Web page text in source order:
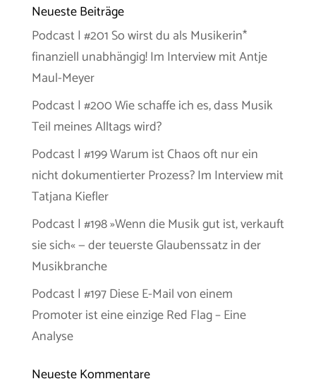
Neueste Beiträge
Podcast | #201 So wirst du als Musikerin*
finanziell unabhängig! Im Interview mit Antje
Maul-Meyer
Podcast | #200 Wie schaffe ich es, dass Musik
Teil meines Alltags wird?
Podcast | #199 Warum ist Chaos oft nur ein
nicht dokumentierter Prozess? Im Interview mit
Tatjana Kiefler
Podcast | #198 »Wenn die Musik gut ist, verkauft
sie sich« — der teuerste Glaubenssatz in der
Musikbranche
Podcast | #197 Diese E-Mail von einem
Promoter ist eine einzige Red Flag – Eine
Analyse
Neueste Kommentare